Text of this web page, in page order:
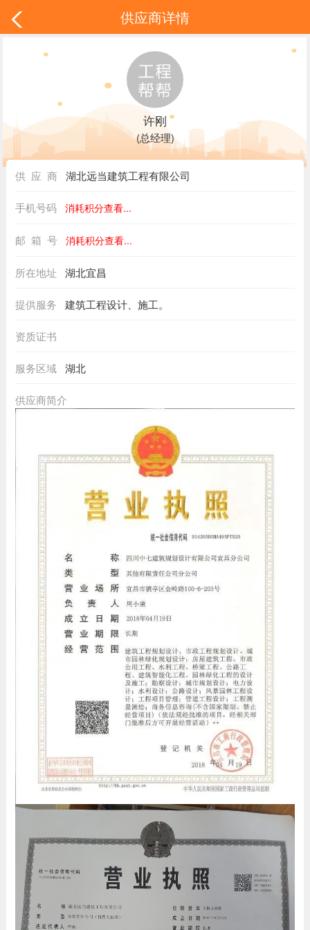
供应商详情
许刚
(总经理)
供 应 商 湖北远当建筑工程有限公司
手机号码 消耗积分查看...
邮 箱 号 消耗积分查看...
所在地址 湖北宜昌
提供服务 建筑工程设计、施工。
资质证书
服务区域 湖北
供应商简介